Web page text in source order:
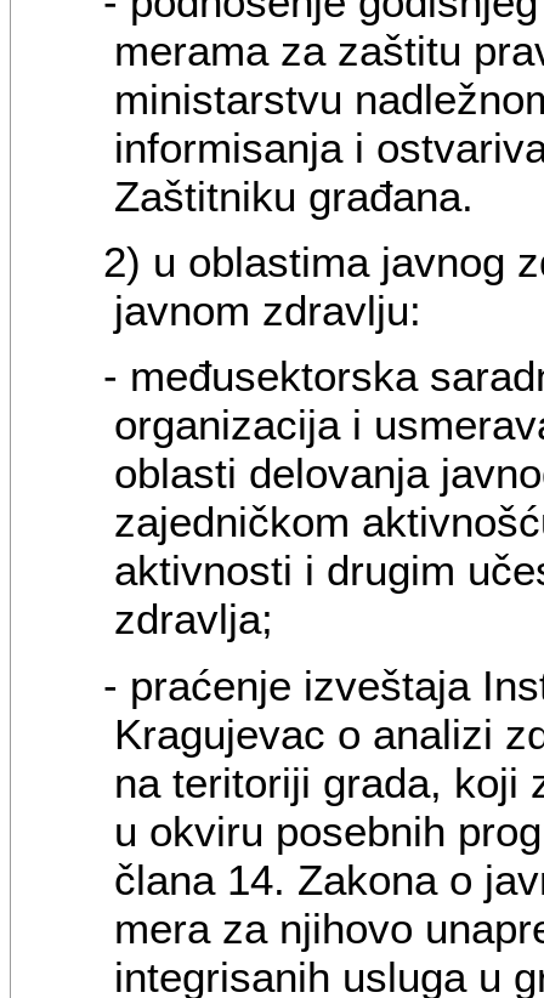
merama za zaštitu
ministarstvu
informisanja i
Zaštitniku građana.
2) u oblastima javnog
javnom zdravlju:
- međusektorska
organizacija i
oblasti delovanja
zajedničkom
aktivnosti i drugim
zdravlja;
- praćenje izveštaja
Kragujevac o analizi
na teritoriji grada, koji
u okviru posebnih
člana 14. Zakona o
mera za njihovo
integrisanih usluga u